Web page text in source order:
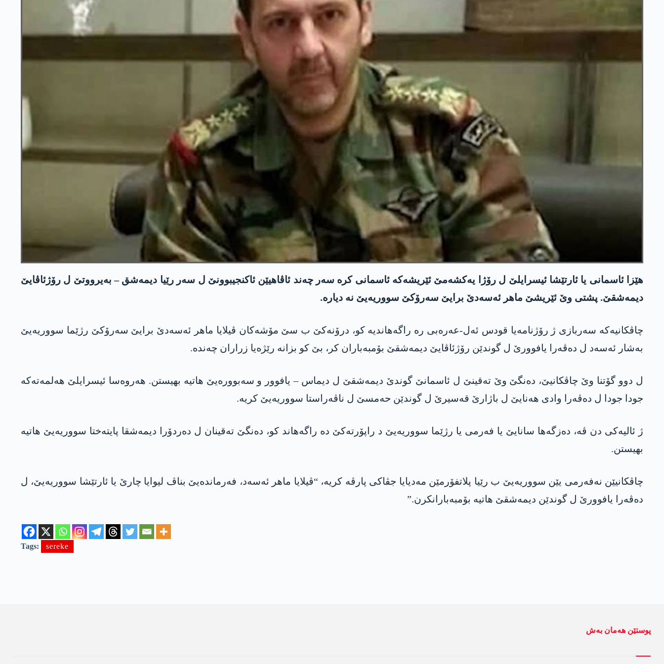
ھێزا ئاسمانی یا ئارتێشا ئیسرایلێ ل رۆژا یەکشەمێ ئێریشەکە ئاسمانی کرە سەر چەند ئاڤاھیێن ئاکنجیبوونێ ل سەر رێیا دیمەشق – بەیرووتێ ل رۆژئاڤایێ
دیمەشقێ. پشتی وێ ئێریشێ ماھر ئەسەدێ برایێ سەرۆکێ سووریەیێ نە دیارە.
چاڤکانیەکە سەربازی ژ رۆژنامەیا قودس ئەل-عەرەبی رە راگەھاندیە کو، درۆنەکێ ب سێ مۆشەکان ڤیلایا ماھر ئەسەدێ برایێ سەرۆکێ رژێما سووریەیێ
بەشار ئەسەد ل دەڤەرا یافوورێ ل گوندێن رۆژئاڤایێ دیمەشقێ بۆمبەباران کر، بێ کو بزانە رێژەیا زراران چەندە.
ل دوو گۆتنا وێ چاڤکانیێ، دەنگێ وێ تەقینێ ل ئاسمانێ گوندێ دیمەشقێ ل دیماس – یافوور و سەبوورەیێ ھاتیە بھیستن. ھەروەسا ئیسرایلێ ھەلمەتەکە
جودا جودا ل دەڤەرا وادی ھەنایێ ل باژارێ قەسیرێ ل گوندێن حەمسێ ل ناڤەراستا سووریەیێ کریە.
ژ ئالیەکی دن ڤە، دەزگەھا سانایێ یا فەرمی یا رژێما سووریەیێ د راپۆرتەکێ دە راگەھاند کو، دەنگێ تەقینان ل دەردۆرا دیمەشقا پایتەختا سووریەیێ ھاتیە
بھیستن.
چاڤکانیێن نەفەرمی یێن سووریەیێ ب رێیا پلاتفۆرمێن مەدیایا جڤاکی پارڤە کریە، “ڤیلایا ماھر ئەسەد، فەرماندەیێ بناڤ لیوایا چارێ یا ئارتێشا سووریەیێ، ل
دەڤەرا یافوورێ ل گوندێن دیمەشقێ ھاتیە بۆمبەبارانکرن.”
Tags: sereke
پوستێن ھەمان بەش